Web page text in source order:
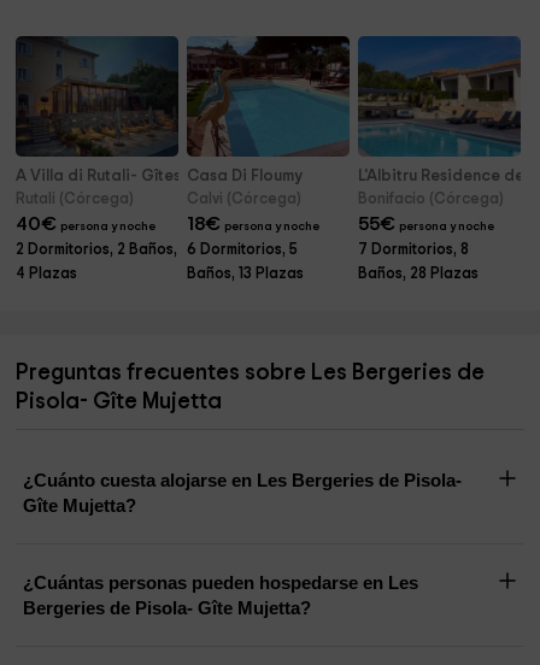
A Villa di Rutali- Gîtes Adult Only
Rutali (Córcega)
40€ persona y noche
2 Dormitorios, 2 Baños,
4 Plazas
Casa Di Floumy
Calvi (Córcega)
18€ persona y noche
6 Dormitorios, 5
Baños, 13 Plazas
L'Albitru Residence de
Bonifacio (Córcega)
55€ persona y noche
7 Dormitorios, 8
Baños, 28 Plazas
Preguntas frecuentes sobre Les Bergeries de
Pisola- Gîte Mujetta
¿Cuánto cuesta alojarse en Les Bergeries de Pisola-
Gîte Mujetta?
¿Cuántas personas pueden hospedarse en Les
Bergeries de Pisola- Gîte Mujetta?